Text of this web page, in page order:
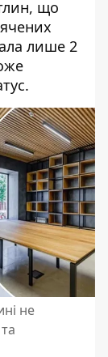
що
лише 2
не